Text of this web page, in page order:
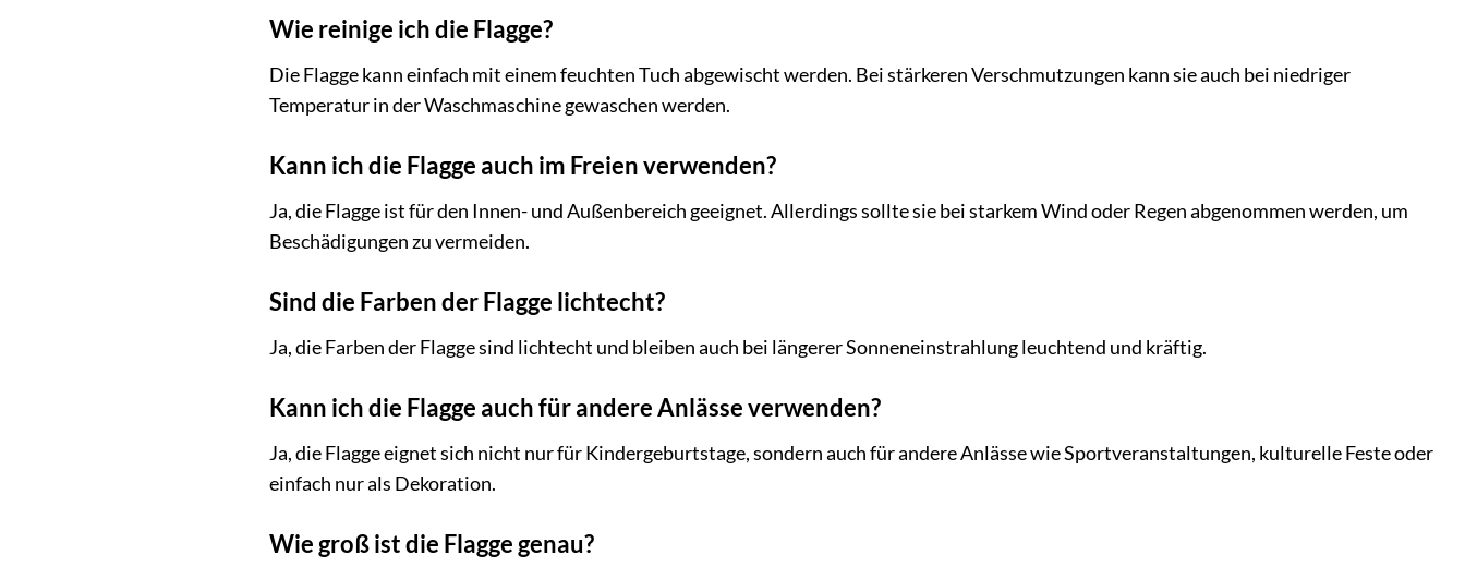
Wie reinige ich die Flagge?
Die Flagge kann einfach mit einem feuchten Tuch abgewischt werden. Bei stärkeren Verschmutzungen kann sie auch bei niedriger
Temperatur in der Waschmaschine gewaschen werden.
Kann ich die Flagge auch im Freien verwenden?
Ja, die Flagge ist für den Innen- und Außenbereich geeignet. Allerdings sollte sie bei starkem Wind oder Regen abgenommen werden, um
Beschädigungen zu vermeiden.
Sind die Farben der Flagge lichtecht?
Ja, die Farben der Flagge sind lichtecht und bleiben auch bei längerer Sonneneinstrahlung leuchtend und kräftig.
Kann ich die Flagge auch für andere Anlässe verwenden?
Ja, die Flagge eignet sich nicht nur für Kindergeburtstage, sondern auch für andere Anlässe wie Sportveranstaltungen, kulturelle Feste oder
einfach nur als Dekoration.
Wie groß ist die Flagge genau?